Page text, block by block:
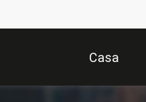
Casa